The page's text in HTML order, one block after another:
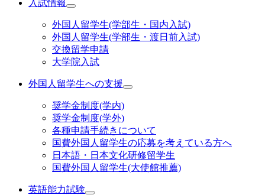
入試情報
外国人留学生(学部生・国内入試)
外国人留学生(学部生・渡日前入試)
交換留学申請
大学院入試
外国人留学生への支援
奨学金制度(学内)
奨学金制度(学外)
各種申請手続きについて
国費外国人留学生の応募を考えている方へ
日本語・日本文化研修留学生
国費外国人留学生(大使館推薦)
英語能力試験